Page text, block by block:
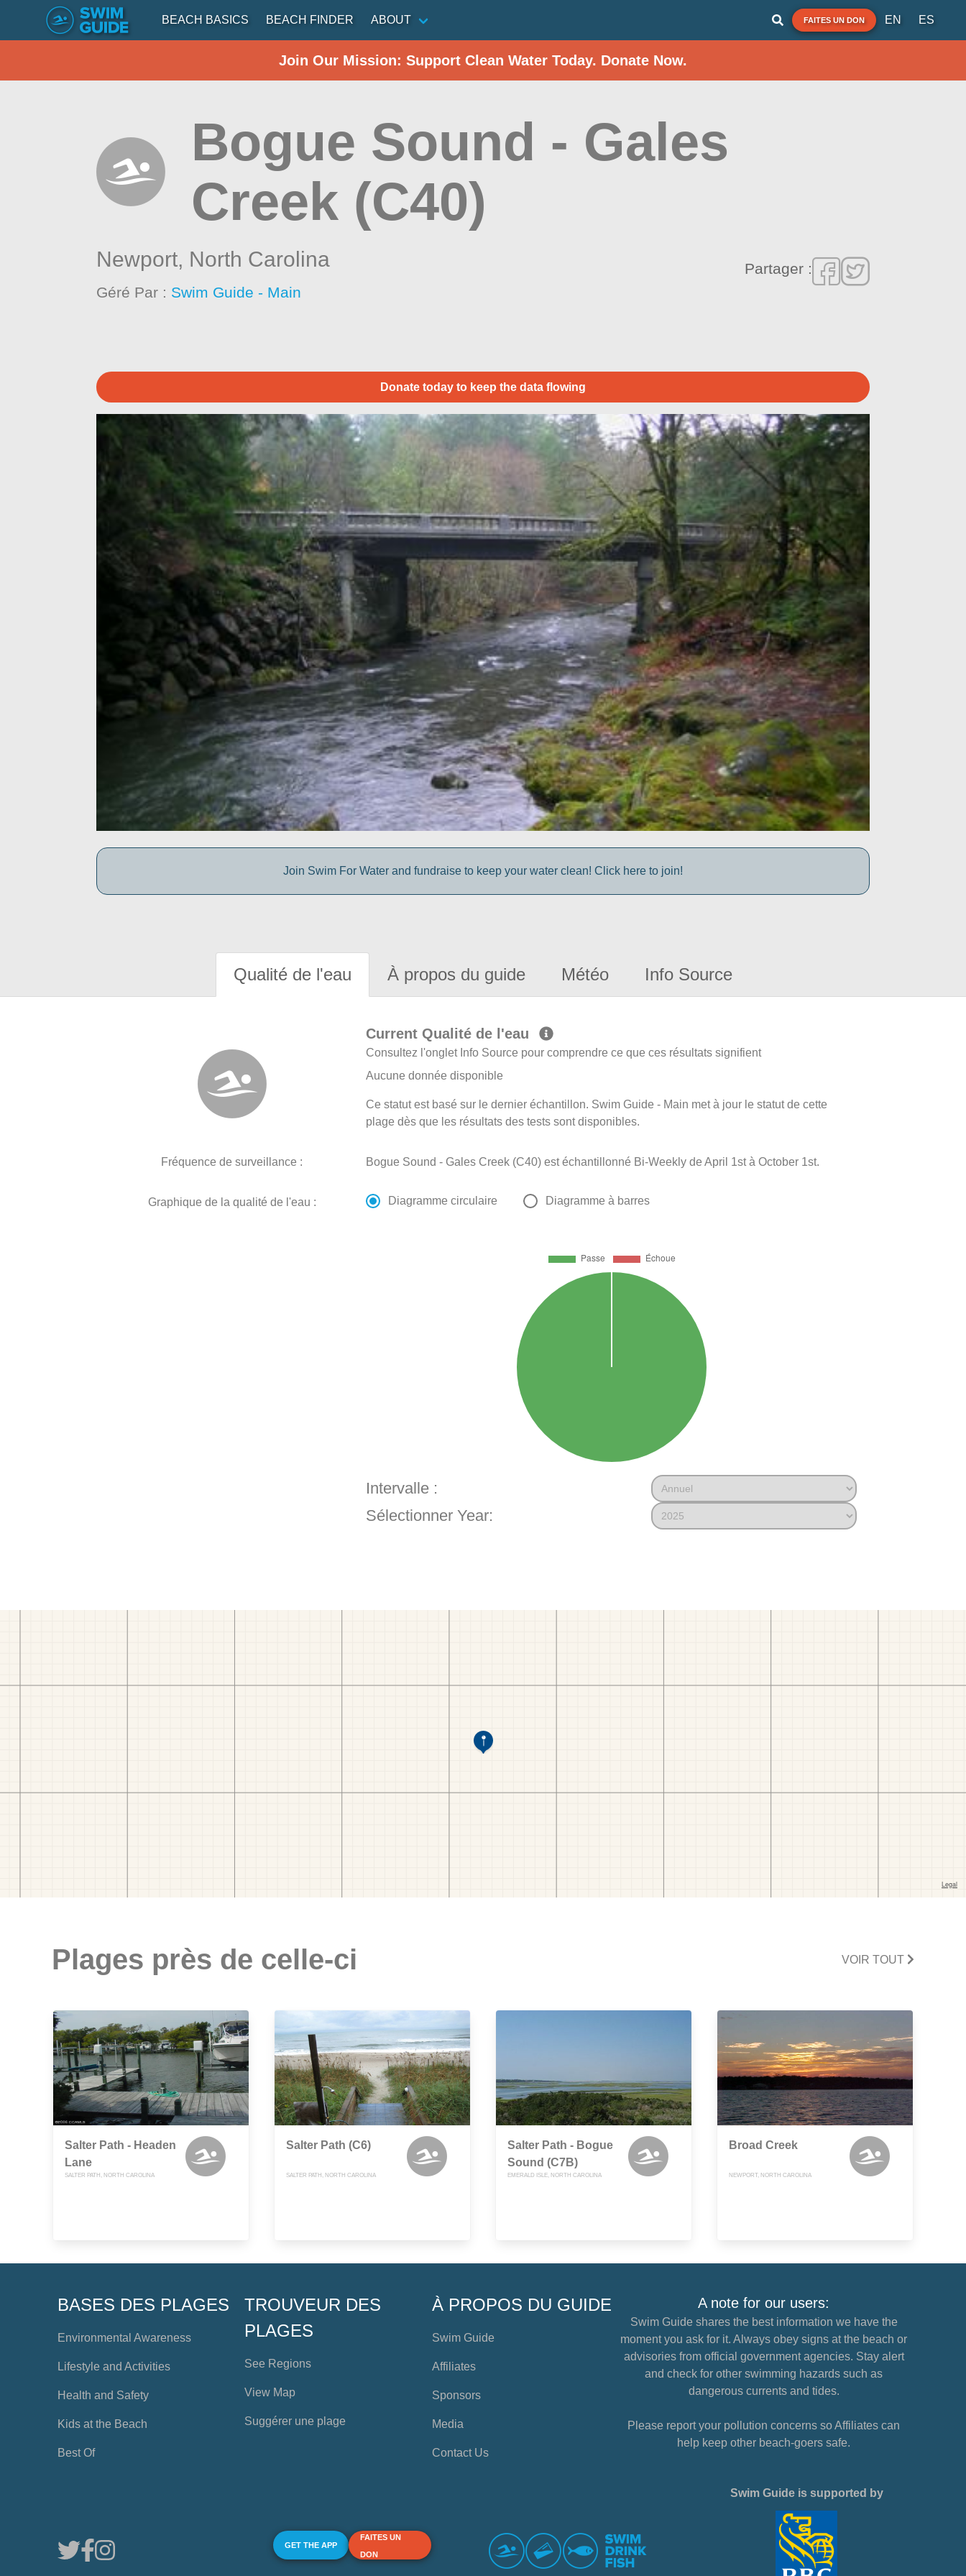
BEACH BASICS BEACH FINDER ABOUT FAITES UN DON EN ES
Join Our Mission: Support Clean Water Today. Donate Now.
Bogue Sound - Gales
Creek (C40)
Newport, North Carolina
Géré Par : Swim Guide - Main
Partager :
Donate today to keep the data flowing
Join Swim For Water and fundraise to keep your water clean! Click here to join!
Qualité de l'eau À propos du guide Météo Info Source
Current Qualité de l'eau
Consultez l'onglet Info Source pour comprendre ce que ces résultats signifient
Aucune donnée disponible
Ce statut est basé sur le dernier échantillon. Swim Guide - Main met à jour le statut de cette
plage dès que les résultats des tests sont disponibles.
Fréquence de surveillance : Bogue Sound - Gales Creek (C40) est échantillonné Bi-Weekly de April 1st à October 1st.
Graphique de la qualité de l'eau : Diagramme circulaire Diagramme à barres
Intervalle :
Sélectionner Year:
Plages près de celle-ci VOIR TOUT
Salter Path - Headen
Lane
SALTER PATH, NORTH CAROLINA
Salter Path (C6)
SALTER PATH, NORTH CAROLINA
Salter Path - Bogue
Sound (C7B)
EMERALD ISLE, NORTH CAROLINA
Broad Creek
NEWPORT, NORTH CAROLINA
BASES DES PLAGES
Environmental Awareness
Lifestyle and Activities
Health and Safety
Kids at the Beach
Best Of
TROUVEUR DES
PLAGES
See Regions
View Map
Suggérer une plage
À PROPOS DU GUIDE
Swim Guide
Affiliates
Sponsors
Media
Contact Us
A note for our users:
Swim Guide shares the best information we have the
moment you ask for it. Always obey signs at the beach or
advisories from official government agencies. Stay alert
and check for other swimming hazards such as
dangerous currents and tides.
Please report your pollution concerns so Affiliates can
help keep other beach-goers safe.
GET THE APP
FAITES UN
DON
Swim Guide is supported by